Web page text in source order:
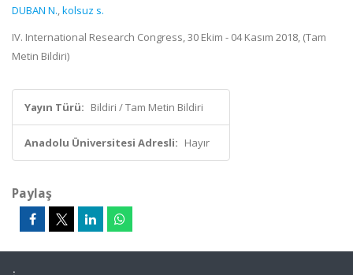
DUBAN N.,kolsuz s.
IV. International Research Congress, 30 Ekim - 04 Kasım 2018, (Tam
Metin Bildiri)
Yayın Türü: Bildiri / Tam Metin Bildiri
Anadolu Üniversitesi Adresli: Hayır
Paylaş